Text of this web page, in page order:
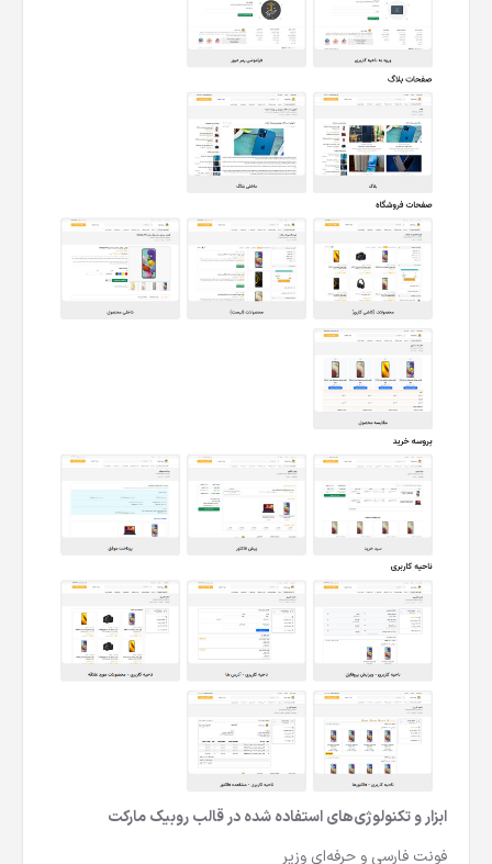
ابزار و تکنولوژی‌های استفاده شده در قالب روبیک مارکت
فونت فارسی و حرفه‌ای وزیر